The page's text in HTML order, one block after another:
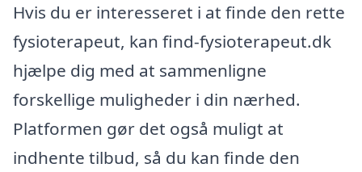
Hvis du er interesseret i at finde den rette
fysioterapeut, kan find-fysioterapeut.dk
hjælpe dig med at sammenligne
forskellige muligheder i din nærhed.
Platformen gør det også muligt at
indhente tilbud, så du kan finde den